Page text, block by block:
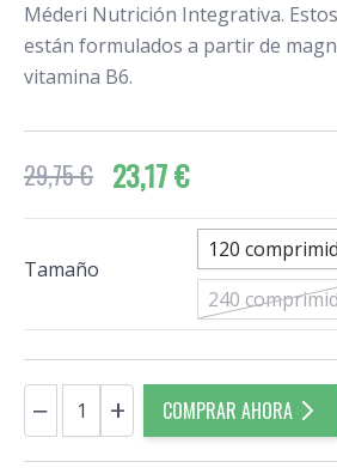
Méderi Nutrición Integrativa.
están formulados a partir de
vitamina B6.
29,75 € 23,17 €
Tamaño
120
240
Cantidad
− + COMPRAR AHORA